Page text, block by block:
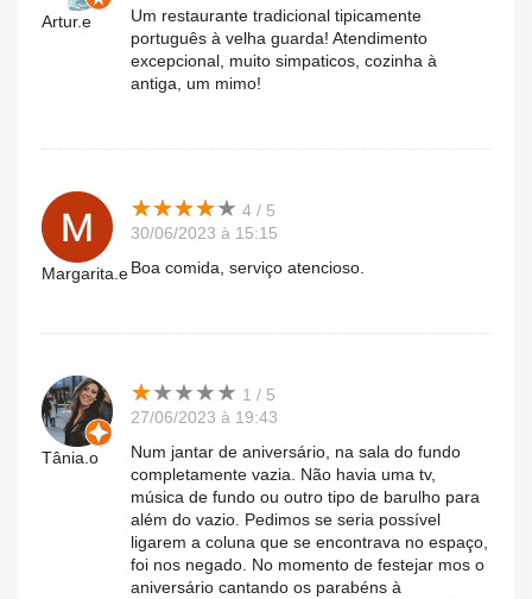
Artur.e
Um restaurante tradicional tipicamente
português à velha guarda! Atendimento
excepcional, muito simpaticos, cozinha à
antiga, um mimo!
Margarita.e
★★★★★
★★★★★ 4 / 5
30/06/2023 à 15:15
Boa comida, serviço atencioso.
Tânia.o
★★★★★
★★★★★ 1 / 5
27/06/2023 à 19:43
Num jantar de aniversário, na sala do fundo
completamente vazia. Não havia uma tv,
música de fundo ou outro tipo de barulho para
além do vazio. Pedimos se seria possível
ligarem a coluna que se encontrava no espaço,
foi nos negado. No momento de festejar mos o
aniversário cantando os parabéns à